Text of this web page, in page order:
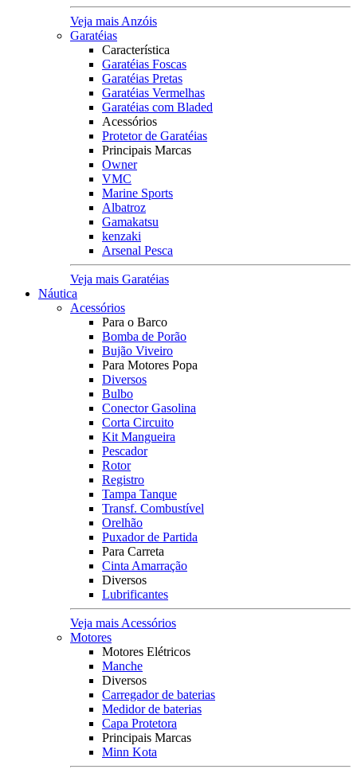
Veja mais Anzóis
Garatéias
Característica
Garatéias Foscas
Garatéias Pretas
Garatéias Vermelhas
Garatéias com Bladed
Acessórios
Protetor de Garatéias
Principais Marcas
Owner
VMC
Marine Sports
Albatroz
Gamakatsu
kenzaki
Arsenal Pesca
Veja mais Garatéias
Náutica
Acessórios
Para o Barco
Bomba de Porão
Bujão Viveiro
Para Motores Popa
Diversos
Bulbo
Conector Gasolina
Corta Circuito
Kit Mangueira
Pescador
Rotor
Registro
Tampa Tanque
Transf. Combustível
Orelhão
Puxador de Partida
Para Carreta
Cinta Amarração
Diversos
Lubrificantes
Veja mais Acessórios
Motores
Motores Elétricos
Manche
Diversos
Carregador de baterias
Medidor de baterias
Capa Protetora
Principais Marcas
Minn Kota